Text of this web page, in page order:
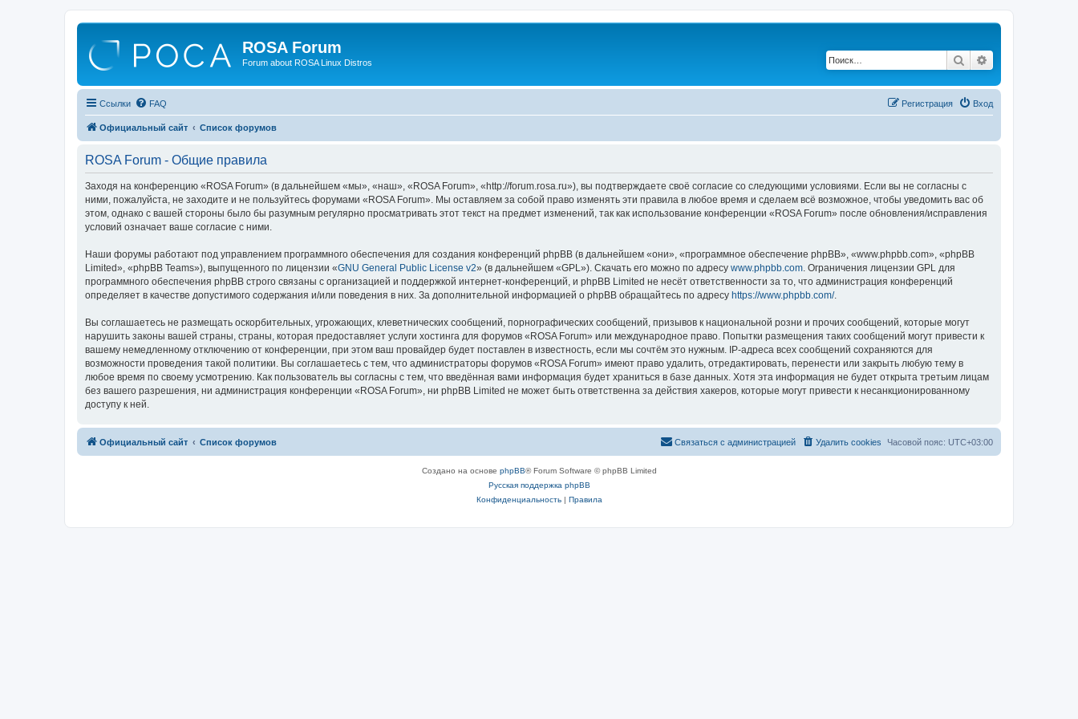
ROSA Forum
Forum about ROSA Linux Distros Поиск
Ссылки FAQ Вход
Регистрация
Официальный сайт Список форумов
ROSA Forum - Общие правила
Заходя на конференцию «ROSA Forum» (в дальнейшем «мы», «наш», «ROSA Forum», «http://forum.rosa.ru»), вы подтверждаете своё согласие со следующими условиями. Если вы не согласны с
ними, пожалуйста, не заходите и не пользуйтесь форумами «ROSA Forum». Мы оставляем за собой право изменять эти правила в любое время и сделаем всё возможное, чтобы уведомить вас об
этом, однако с вашей стороны было бы разумным регулярно просматривать этот текст на предмет изменений, так как использование конференции «ROSA Forum» после обновления/исправления
условий означает ваше согласие с ними.
Наши форумы работают под управлением программного обеспечения для создания конференций phpBB (в дальнейшем «они», «программное обеспечение phpBB», «www.phpbb.com», «phpBB
Limited», «phpBB Teams»), выпущенного по лицензии «GNU General Public License v2» (в дальнейшем «GPL»). Скачать его можно по адресу www.phpbb.com . Ограничения лицензии GPL для
программного обеспечения phpBB строго связаны с организацией и поддержкой интернет-конференций, и phpBB Limited не несёт ответственности за то, что администрация конференций
определяет в качестве допустимого содержания и/или поведения в них. За дополнительной информацией о phpBB обращайтесь по адресу https://www.phpbb.com/.
Вы соглашаетесь не размещать оскорбительных, угрожающих, клеветнических сообщений, порнографических сообщений, призывов к национальной розни и прочих сообщений, которые могут
нарушить законы вашей страны, страны, которая предоставляет услуги хостинга для форумов «ROSA Forum» или международное право. Попытки размещения таких сообщений могут привести к
вашему немедленному отключению от конференции, при этом ваш провайдер будет поставлен в известность, если мы сочтём это нужным. IP-адреса всех сообщений сохраняются для
возможности проведения такой политики. Вы соглашаетесь с тем, что администраторы форумов «ROSA Forum» имеют право удалить, отредактировать, перенести или закрыть любую тему в
любое время по своему усмотрению. Как пользователь вы согласны с тем, что введённая вами информация будет храниться в базе данных. Хотя эта информация не будет открыта третьим лицам
без вашего разрешения, ни администрация конференции «ROSA Forum», ни phpBB Limited не может быть ответственна за действия хакеров, которые могут привести к несанкционированному
доступу к ней.
Официальный сайт Список форумов Часовой пояс: UTC+03:00
Удалить cookies
Связаться с администрацией
Создано на основе phpBB® Forum Software © phpBB Limited
Русская поддержка phpBB
Конфиденциальность| Правила